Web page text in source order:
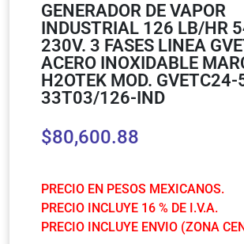
GENERADOR DE VAPOR
INDUSTRIAL 126 LB/HR
230V. 3 FASES LINEA
ACERO INOXIDABLE
H2OTEK MOD. GVETC24-
33T03/126-IND
$80,600.88
PRECIO EN PESOS MEXICANOS.
PRECIO INCLUYE 16 % DE I.V.A.
PRECIO INCLUYE ENVIO (ZONA